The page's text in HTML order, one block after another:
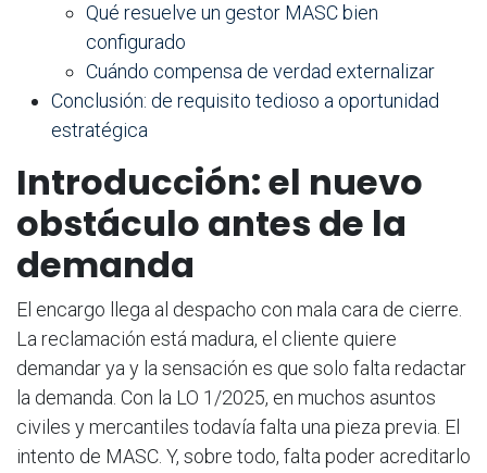
Qué resuelve un gestor MASC bien
configurado
Cuándo compensa de verdad externalizar
Conclusión: de requisito tedioso a oportunidad
estratégica
Introducción: el nuevo
obstáculo antes de la
demanda
El encargo llega al despacho con mala cara de cierre.
La reclamación está madura, el cliente quiere
demandar ya y la sensación es que solo falta redactar
la demanda. Con la LO 1/2025, en muchos asuntos
civiles y mercantiles todavía falta una pieza previa. El
intento de MASC. Y, sobre todo, falta poder acreditarlo